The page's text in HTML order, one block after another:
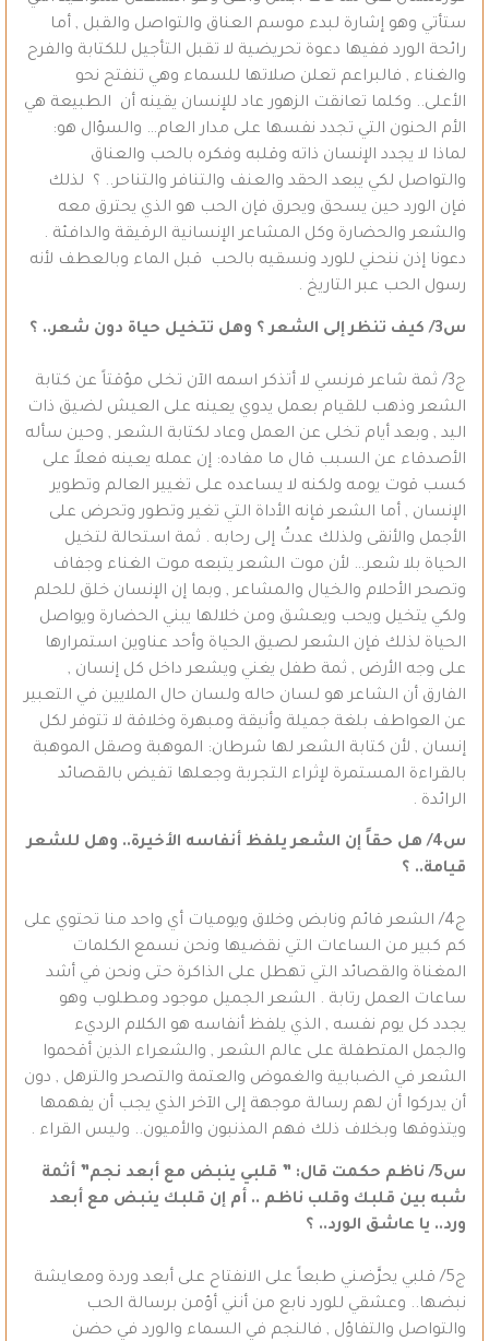
ستأتي وهو إشارة لبدء موسم العناق والتواصل والقبل , أما
رائحة الورد ففيها دعوة تحريضية لا تقبل التأجيل للكتابة والفرح
والغناء , فالبراعم تعلن صلاتها للسماء وهي تنفتح نحو
الأعلى.. وكلما تعانقت الزهور عاد للإنسان يقينه أن الطبيعة هي
الأم الحنون التي تجدد نفسها على مدار العام… والسؤال هو:
لماذا لا يجدد الإنسان ذاته وقلبه وفكره بالحب والعناق
والتواصل لكي يبعد الحقد والعنف والتنافر والتناحر.. ؟ لذلك
فإن الورد حين يسحق ويحرق فإن الحب هو الذي يحترق معه
والشعر والحضارة وكل المشاعر الإنسانية الرقيقة والدافئة .
دعونا إذن ننحني للورد ونسقيه بالحب قبل الماء وبالعطف لأنه
رسول الحب عبر التاريخ .
س3/ كيف تنظر إلى الشعر ؟ وهل تتخيل حياة دون شعر.. ؟
ج3/ ثمة شاعر فرنسي لا أتذكر اسمه الآن تخلى مؤقتاً عن كتابة
الشعر وذهب للقيام بعمل يدوي يعينه على العيش لضيق ذات
اليد , وبعد أيام تخلى عن العمل وعاد لكتابة الشعر , وحين سأله
الأصدقاء عن السبب قال ما مفاده: إن عمله يعينه فعلاً على
كسب قوت يومه ولكنه لا يساعده على تغيير العالم وتطوير
الإنسان , أما الشعر فإنه الأداة التي تغير وتطور وتحرض على
الأجمل والأنقى ولذلك عدتُ إلى رحابه . ثمة استحالة لتخيل
الحياة بلا شعر… لأن موت الشعر يتبعه موت الغناء وجفاف
وتصحر الأحلام والخيال والمشاعر , وبما إن الإنسان خلق للحلم
ولكي يتخيل ويحب ويعشق ومن خلالها يبني الحضارة ويواصل
الحياة لذلك فإن الشعر لصيق الحياة وأحد عناوين استمرارها
على وجه الأرض , ثمة طفل يغني ويشعر داخل كل إنسان ,
الفارق أن الشاعر هو لسان حاله ولسان حال الملايين في التعبير
عن العواطف بلغة جميلة وأنيقة ومبهرة وخلاقة لا تتوفر لكل
إنسان , لأن كتابة الشعر لها شرطان: الموهبة وصقل الموهبة
بالقراءة المستمرة لإثراء التجربة وجعلها تفيض بالقصائد
الرائدة .
س4/ هل حقاً إن الشعر يلفظ أنفاسه الأخيرة.. وهل للشعر
قيامة.. ؟
ج4/ الشعر قائم ونابض وخلاق ويوميات أي واحد منا تحتوي على
كم كبير من الساعات التي نقضيها ونحن نسمع الكلمات
المغناة والقصائد التي تهطل على الذاكرة حتى ونحن في أشد
ساعات العمل رتابة . الشعر الجميل موجود ومطلوب وهو
يجدد كل يوم نفسه , الذي يلفظ أنفاسه هو الكلام الرديء
والجمل المتطفلة على عالم الشعر , والشعراء الذين أقحموا
الشعر في الضبابية والغموض والعتمة والتصحر والترهل , دون
أن يدركوا أن لهم رسالة موجهة إلى الآخر الذي يجب أن يفهمها
ويتذوقها وبخلاف ذلك فهم المذنبون والأميون.. وليس القراء .
س5/ ناظم حكمت قال: ” قلبي ينبض مع أبعد نجم” أثمة
شبه بين قلبك وقلب ناظم .. أم إن قلبك ينبض مع أبعد
ورد.. يا عاشق الورد.. ؟
ج5/ قلبي يحرَّضني طبعاً على الانفتاح على أبعد وردة ومعايشة
نبضها.. وعشقي للورد نابع من أنني أؤمن برسالة الحب
والتواصل والتفاؤل , فالنجم في السماء والورد في حضن